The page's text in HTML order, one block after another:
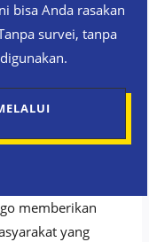
bisa Anda rasakan
survei, tanpa
memberikan
yang